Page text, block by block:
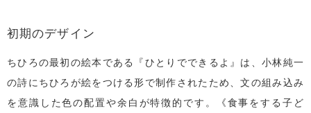
初期のデザイン
ちひろの最初の絵本である『ひとりでできるよ』は、小林純一
の詩にちひろが絵をつける形で制作されたため、文の組み込み
を意識した色の配置や余白が特徴的です。《食事をする子ど